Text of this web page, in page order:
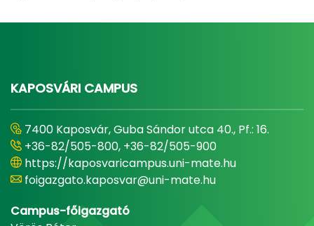
KAPOSVÁRI CAMPUS
7400 Kaposvár, Guba Sándor utca 40., Pf.: 16.
+36-82/505-800, +36-82/505-900
https://kaposvaricampus.uni-mate.hu
foigazgato.kaposvar@uni-mate.hu
Campus-főigazgató